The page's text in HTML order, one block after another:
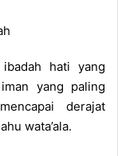
hati yang
yang paling
derajat
wata’ala.